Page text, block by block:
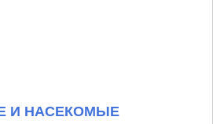
И НАСЕКОМЫЕ